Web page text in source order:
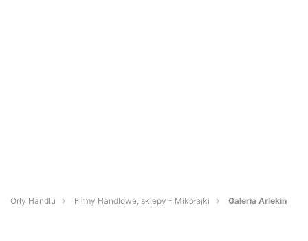
Orły Handlu Firmy Handlowe, sklepy - Mikołajki Galeria Arlekin